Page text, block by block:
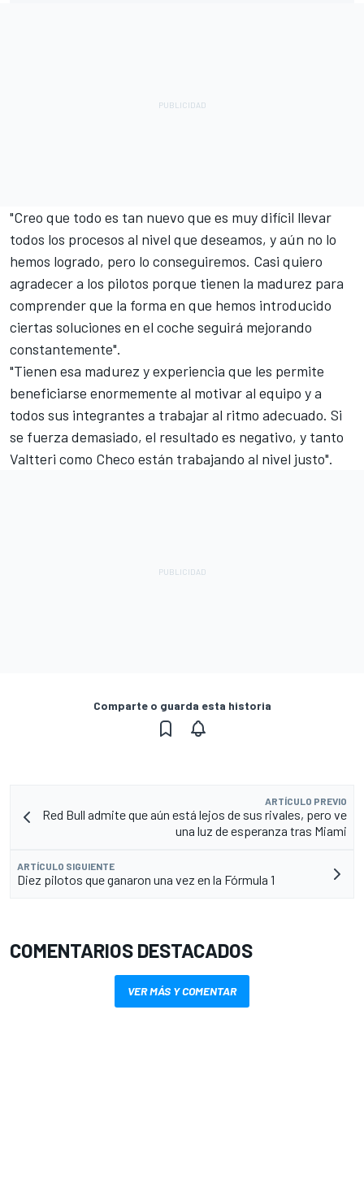
"Creo que todo es tan nuevo que es muy difícil llevar
todos los procesos al nivel que deseamos, y aún no lo
hemos logrado, pero lo conseguiremos. Casi quiero
agradecer a los pilotos porque tienen la madurez para
comprender que la forma en que hemos introducido
ciertas soluciones en el coche seguirá mejorando
constantemente".
"Tienen esa madurez y experiencia que les permite
beneficiarse enormemente al motivar al equipo y a
todos sus integrantes a trabajar al ritmo adecuado. Si
se fuerza demasiado, el resultado es negativo, y tanto
Valtteri como Checo están trabajando al nivel justo".
Comparte o guarda esta historia
ARTÍCULO PREVIO
Red Bull admite que aún está lejos de sus rivales, pero ve
una luz de esperanza tras Miami
ARTÍCULO SIGUIENTE
Diez pilotos que ganaron una vez en la Fórmula 1
COMENTARIOS DESTACADOS
VER MÁS Y COMENTAR